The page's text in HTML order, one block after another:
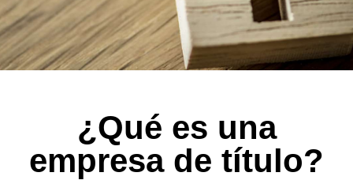
¿Qué es una
empresa de título?